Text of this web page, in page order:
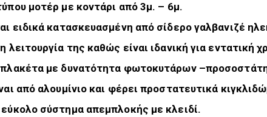
μοτέρ με κοντάρι από 3μ. – 6μ.
ειδικά κατασκευασμένη από σίδερο γαλβανιζέ
λειτουργία της καθώς είναι ιδανική για
πλακέτα με δυνατότητα φωτοκυτάρων
από αλουμίνιο και φέρει προστατευτικά
σύστημα απεμπλοκής με κλειδί.